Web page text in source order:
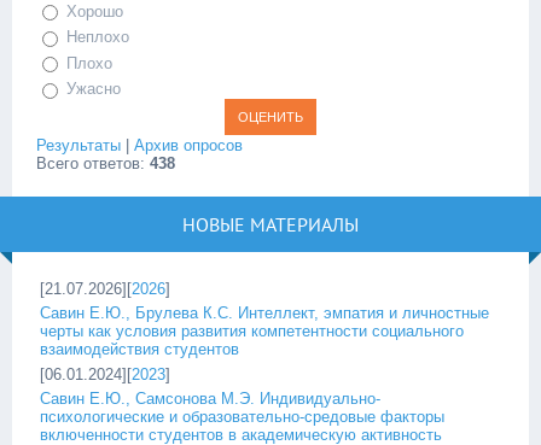
Хорошо
Неплохо
Плохо
Ужасно
Результаты
Архив опросов
Всего ответов: 438
НОВЫЕ МАТЕРИАЛЫ
[21.07.2026][2026]
Савин Е.Ю., Брулева К.С. Интеллект, эмпатия и личностные
черты как условия развития компетентности социального
взаимодействия студентов
[06.01.2024][2023]
Савин Е.Ю., Самсонова М.Э. Индивидуально-
психологические и образовательно-средовые факторы
включенности студентов в академическую активность